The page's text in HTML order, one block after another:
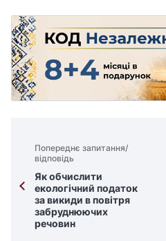
Попереднє запитання/
відповідь
Як обчислити
екологічний податок
за викиди в повітря
забруднюючих
речовин